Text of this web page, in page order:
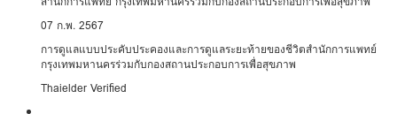
07 ก.พ. 2567
การดูแลแบบประคับประคองและการดูแลระยะท้ายของชีวิตสำนักการแพทย์
กรุงเทพมหานครร่วมกับกองสถานประกอบการเพื่อสุขภาพ
Thaielder Verified